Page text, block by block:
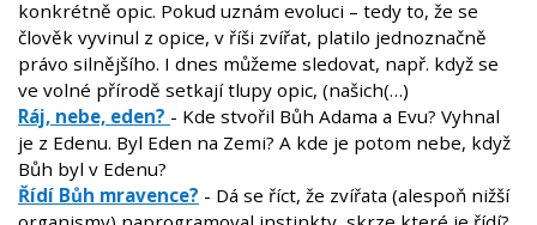
konkrétně opic. Pokud uznám evoluci – tedy to, že se
člověk vyvinul z opice, v říši zvířat, platilo jednoznačně
právo silnějšího. I dnes můžeme sledovat, např. když se
ve volné přírodě setkají tlupy opic, (našich(…)
Ráj, nebe, eden? - Kde stvořil Bůh Adama a Evu? Vyhnal
je z Edenu. Byl Eden na Zemi? A kde je potom nebe, když
Bůh byl v Edenu?
Řídí Bůh mravence? - Dá se říct, že zvířata (alespoň nižší